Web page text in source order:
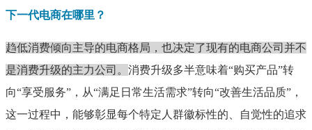
下一代电商在哪里？
趋低消费倾向主导的电商格局，也决定了现有的电商公司并不
是消费升级的主力公司。 消费升级多半意味着“购买产品”转
向“享受服务”，从“满足日常生活需求”转向“改善生活品质”，
这一过程中，能够彰显每个特定人群徽标性的、自觉性的追求